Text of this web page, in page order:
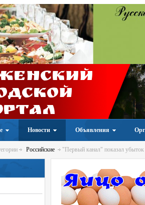
Новости Объявления
Российские "Первый канал" показал